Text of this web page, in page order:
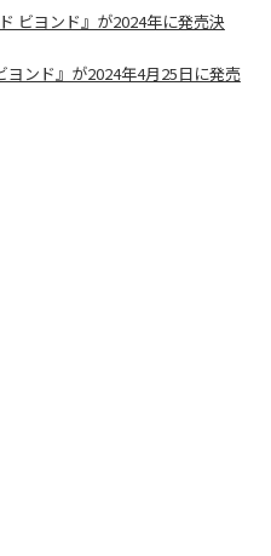
ビヨンド』が2024年に発売決
ヨンド』が2024年4月25日に発売